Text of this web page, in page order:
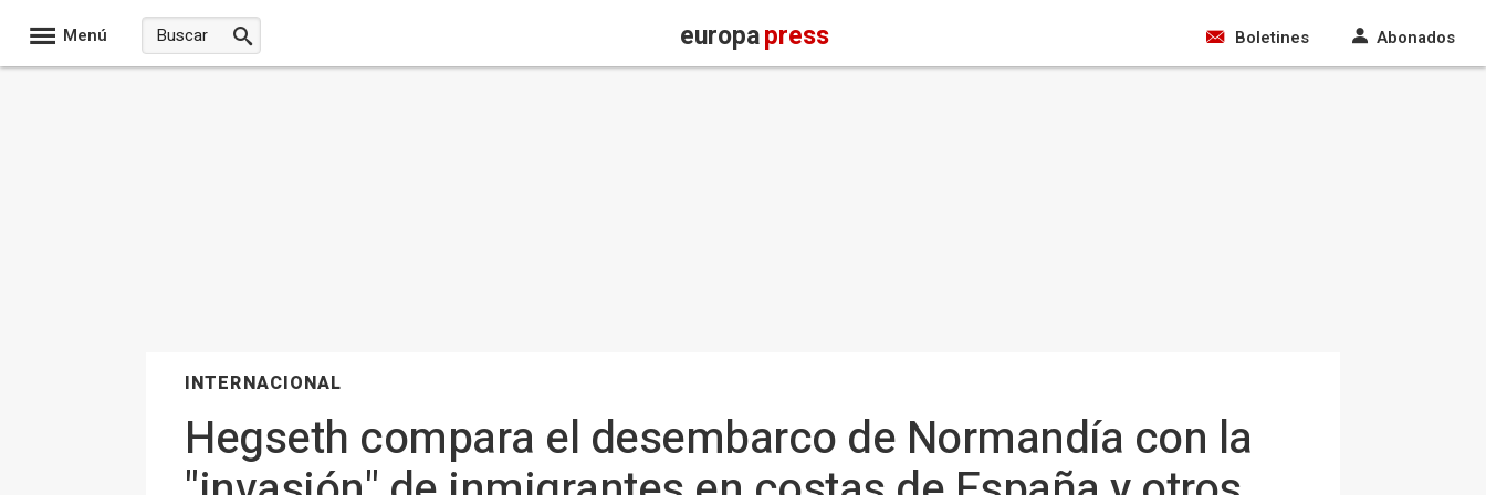
Menú europapress Boletines Abonados
INTERNACIONAL
Hegseth compara el desembarco de Normandía con la